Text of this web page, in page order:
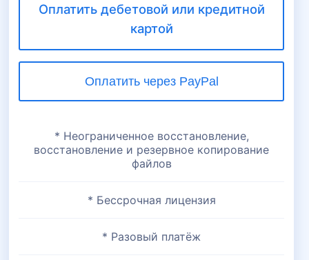
Оплатить дебетовой или кредитной
картой
* Неограниченное восстановление,
восстановление и резервное копирование
файлов
* Бессрочная лицензия
* Разовый платёж